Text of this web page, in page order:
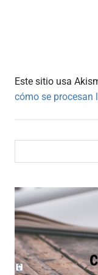
Este sitio usa
cómo se procesan